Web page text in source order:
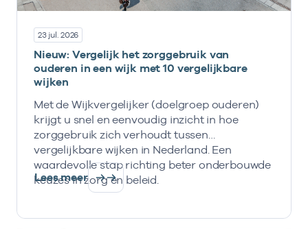
23 jul. 2026
Nieuw: Vergelijk het zorggebruik van
ouderen in een wijk met 10 vergelijkbare
wijken
Met de Wijkvergelijker (doelgroep ouderen)
krijgt u snel en eenvoudig inzicht in hoe
zorggebruik zich verhoudt tussen
vergelijkbare wijken in Nederland. Een
waardevolle stap richting beter onderbouwde
keuzes in zorg en beleid.
Lees meer